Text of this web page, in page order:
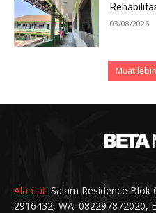
03/08/2026
Muat
Alamat: Salam Residence Blok
2916432, WA: 082297872020,